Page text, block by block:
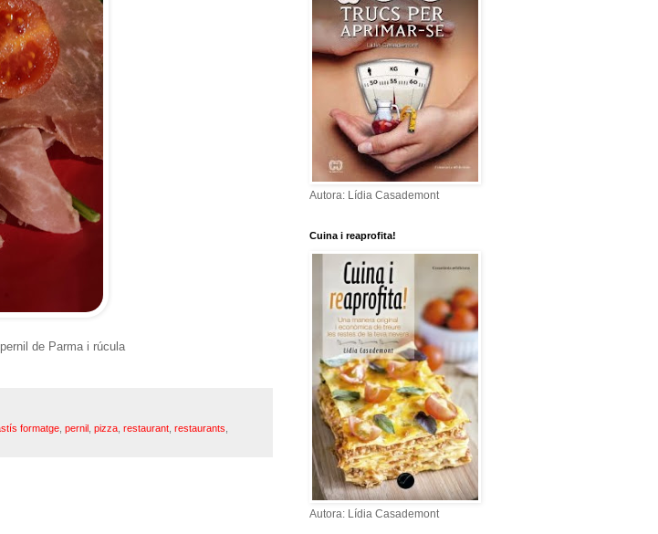
de Parma i rúcula
formatge pernil pizza restaurant restaurants
Autora: Lídia Casademont
Cuina i reaprofita!
Autora: Lídia Casademont